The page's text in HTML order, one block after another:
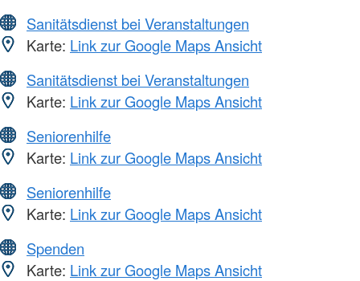
Sanitätsdienst bei Veranstaltungen
Karte: Link zur Google Maps Ansicht
Sanitätsdienst bei Veranstaltungen
Karte: Link zur Google Maps Ansicht
Seniorenhilfe
Karte: Link zur Google Maps Ansicht
Seniorenhilfe
Karte: Link zur Google Maps Ansicht
Spenden
Karte: Link zur Google Maps Ansicht